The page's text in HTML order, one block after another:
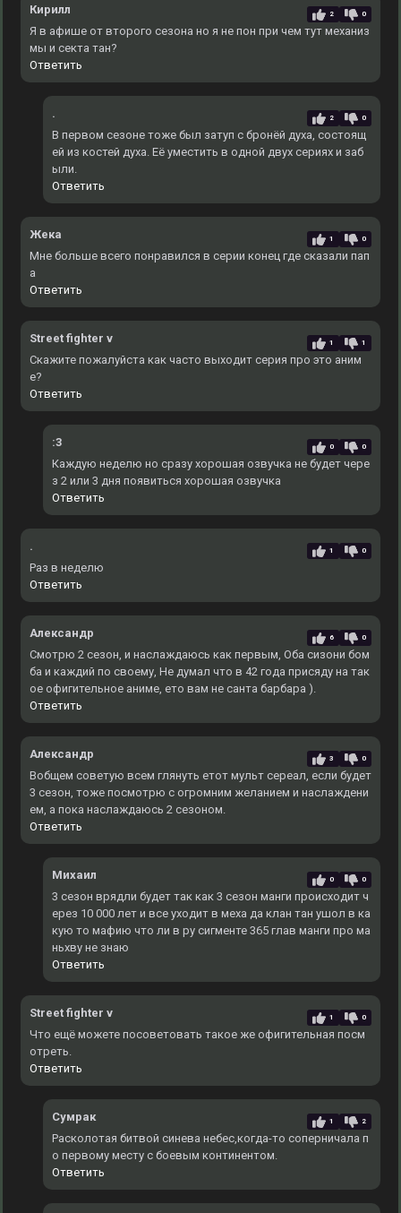
Кирилл 2 0
Я в афише от второго сезона но я не пон при чем тут механиз
мы и секта тан?
Ответить
. 2 0
В первом сезоне тоже был затуп с бронёй духа, состоящ
ей из костей духа. Еë уместить в одной двух сериях и заб
ыли.
Ответить
Жека 1 0
Мне больше всего понравился в серии конец где сказали пап
а
Ответить
Street fighter v 1 1
Скажите пожалуйста как часто выходит серия про это аним
е?
Ответить
:3 0 0
Каждую неделю но сразу хорошая озвучка не будет чере
з 2 или 3 дня появиться хорошая озвучка
Ответить
. 1 0
Раз в неделю
Ответить
Александр 6 0
Смотрю 2 сезон, и наслаждаюсь как первым, Оба сизони бом
ба и каждий по своему, Не думал что в 42 года присяду на так
ое офигительное аниме, ето вам не санта барбара ).
Ответить
Александр 3 0
Вобщем советую всем глянуть етот мульт сереал, если будет
3 сезон, тоже посмотрю с огромним желанием и наслаждени
ем, а пока наслаждаюсь 2 сезоном.
Ответить
Михаил 0 0
3 сезон врядли будет так как 3 сезон манги происходит ч
ерез 10 000 лет и все уходит в меха да клан тан ушол в ка
кую то мафию что ли в ру сигменте 365 глав манги про ма
ньхву не знаю
Ответить
Street fighter v 1 0
Что ещё можете посоветовать такое же офигительная посм
отреть.
Ответить
Сумрак 1 2
Расколотая битвой синева небес,когда-то соперничала п
о первому месту с боевым континентом.
Ответить